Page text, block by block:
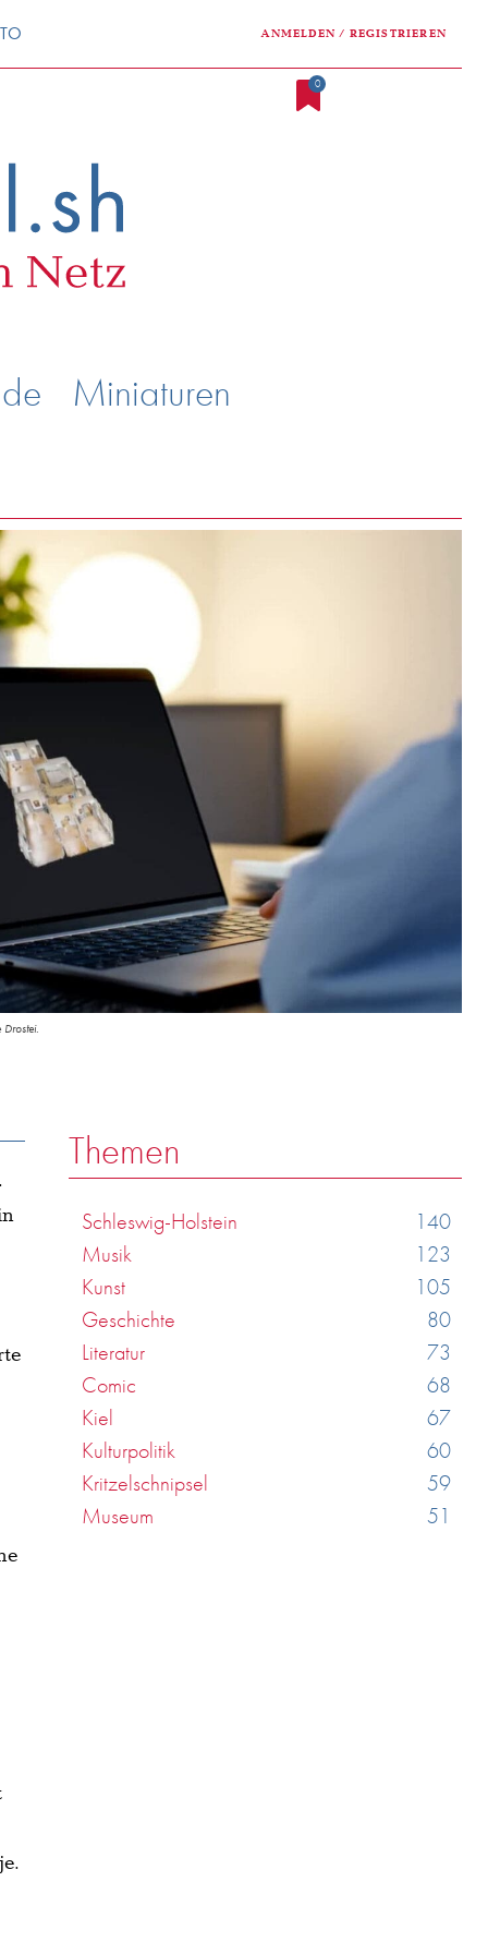
ANMELDEN / REGISTRIEREN
0
Miniaturen
Themen
Schleswig-Holstein
140
Musik
123
Kunst
105
Geschichte
80
Literatur
73
Comic
68
Kiel
67
Kulturpolitik
60
Kritzelschnipsel
59
Museum
51